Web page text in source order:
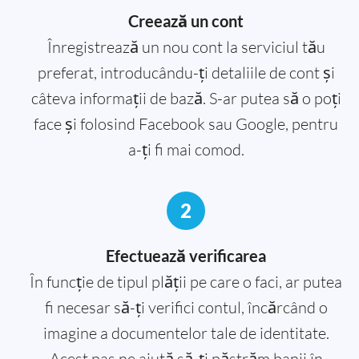
Creează un cont
Înregistrează un nou cont la serviciul tău
preferat, introducându-ți detaliile de cont și
câteva informații de bază. S-ar putea să o poți
face și folosind Facebook sau Google, pentru
a-ți fi mai comod.
2
Efectuează verificarea
În funcție de tipul plății pe care o faci, ar putea
fi necesar să-ți verifici contul, încărcând o
imagine a documentelor tale de identitate.